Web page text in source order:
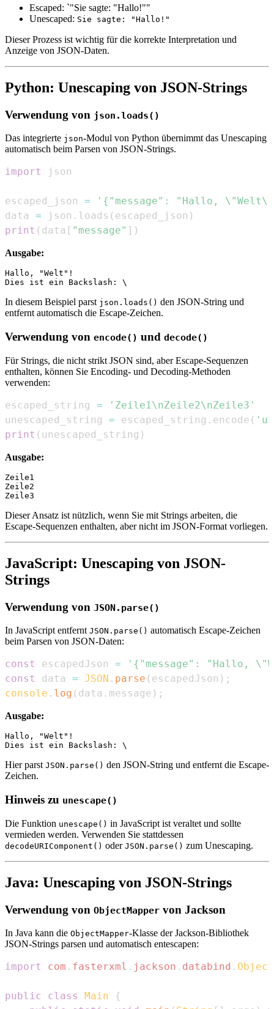
Escaped: `"Sie sagte: "Hallo!""
Unescaped: Sie sagte: "Hallo!"
Dieser Prozess ist wichtig für die korrekte Interpretation und
Anzeige von JSON-Daten.
Python: Unescaping von JSON-Strings
Verwendung von json.loads()
Das integrierte json-Modul von Python übernimmt das Unescaping
automatisch beim Parsen von JSON-Strings.
import
escaped_json =
'{"message": "Hallo,
data = json . loads ( escaped_json )
print ( data [ "message" ] )
Ausgabe:
Hallo, "Welt"!
In diesem Beispiel parst json.loads() den JSON-String und
entfernt automatisch die Escape-Zeichen.
Verwendung von encode() und decode()
Für Strings, die nicht strikt JSON sind, aber Escape-Sequenzen
enthalten, können Sie Encoding- und Decoding-Methoden
verwenden:
escaped_string =
'Zeile1\nZeile2\nZeile3'
unescaped_string = escaped_string . encode (
print ( unescaped_string )
Ausgabe:
Zeile1
Zeile2
Dieser Ansatz ist nützlich, wenn Sie mit Strings arbeiten, die
Escape-Sequenzen enthalten, aber nicht im JSON-Format vorliegen.
JavaScript: Unescaping von JSON-
Strings
Verwendung von JSON.parse()
In JavaScript entfernt JSON.parse() automatisch Escape-Zeichen
beim Parsen von JSON-Daten:
const escapedJson =
'{"message": "Hallo,
const
data = JSON . parse ( escapedJson ) ;
console . log ( data . message ) ;
Ausgabe:
Hallo, "Welt"!
Hier parst JSON.parse() den JSON-String und entfernt die Escape-
Zeichen.
Hinweis zu unescape()
Die Funktion unescape() in JavaScript ist veraltet und sollte
vermieden werden. Verwenden Sie stattdessen
decodeURIComponent() oder JSON.parse() zum Unescaping.
Java: Unescaping von JSON-Strings
Verwendung von ObjectMapper von Jackson
In Java kann die ObjectMapper-Klasse der Jackson-Bibliothek
JSON-Strings parsen und automatisch entescapen:
import com . fasterxml . jackson . databind .
public class Main
{